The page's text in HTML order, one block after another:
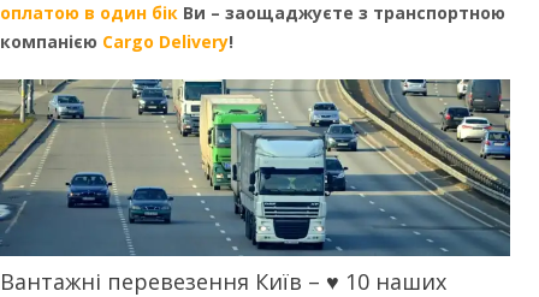
оплатою в один бік Ви – заощаджуєте з транспортною
компанією Cargo Delivery!
Вантажні перевезення Київ – ♥ 10 наших